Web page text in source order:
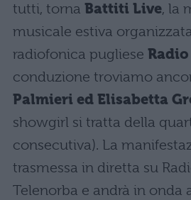
tutti, torna Battiti Live, la
musicale estiva
radiofonica pugliese
conduzione troviamo
Palmieri ed Elisabetta
showgirl si tratta della
consecutiva). La
trasmessa in diretta su
Telenorba e andrà in onda